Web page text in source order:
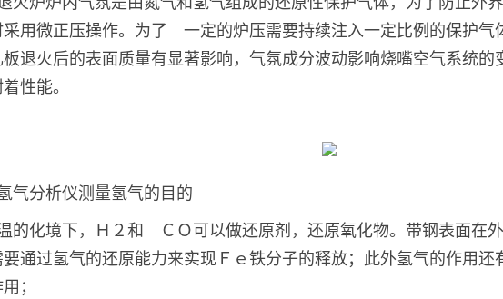
采用微正压操作。为了 一定的炉压需要持续注入一定比例的保护气
板退火后的表面质量有显著影响，气氛成分波动影响烧嘴空气系统的
性能。
气分析仪测量氢气的目的
的化境下，Ｈ２和 ＣＯ可以做还原剂，还原氧化物。带钢表面在
通过氢气的还原能力来实现Ｆｅ铁分子的释放；此外氢气的作用还
；